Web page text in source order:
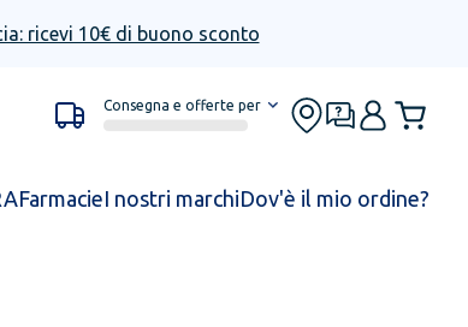
ricevi 10€ di buono sconto
Consegna e offerte per
FarmacieI nostri marchiDov'è il mio ordine?